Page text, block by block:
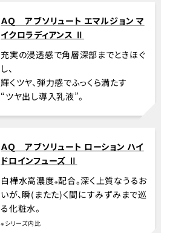
ＡＱ アブソリュート エマルジョン マ
イクロラディアンス Ⅱ
充実の浸透感で角層深部までときほぐ
し、
輝くツヤ、弾力感でふっくら満たす
“ツヤ出し導入乳液”。
ＡＱ アブソリュート ローション ハイ
ドロインフューズ Ⅱ
白樺水高濃度※配合。深く上質なうるお
いが、瞬(またた)く間にすみずみまで巡
る化粧水。
※シリーズ内比